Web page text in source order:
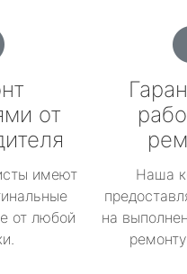
от
имеют
от любой
Наша
на